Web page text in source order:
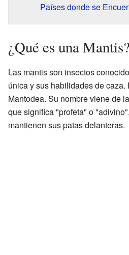
Países donde se
¿Qué es una Mantis?
Las mantis son insectos
única y sus habilidades de caza.
Mantodea. Su nombre viene de
que significa "profeta" o
mantienen sus patas delanteras.